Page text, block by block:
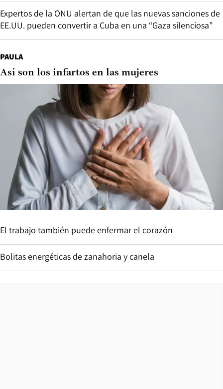
Expertos de la ONU alertan de que las nuevas sanciones de
EE.UU. pueden convertir a Cuba en una “Gaza silenciosa”
PAULA
Así son los infartos en las mujeres
El trabajo también puede enfermar el corazón
Bolitas energéticas de zanahoria y canela